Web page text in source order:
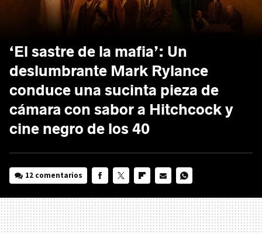
‘El sastre de la mafia’: Un
deslumbrante Mark Rylance
conduce una sucinta pieza de
cámara con sabor a Hitchcock y
cine negro de los 40
12 comentarios
MAIL